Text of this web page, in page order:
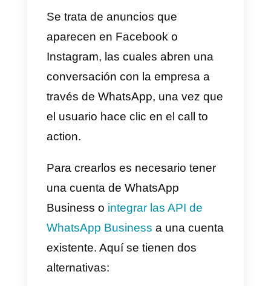
conversación de WhatsApp.
Bastaráinsertar el link de
WhatsApp dentro de una
imagen, por ejemplo, el mismo
ícono de WhatsApp, para
incentivar a tu tráfico a iniciar una
conversación contigo.
Finalmente, para una solución
más profesional, recomendamos
instalar unwidget de chat
es cargado en todas las páginas